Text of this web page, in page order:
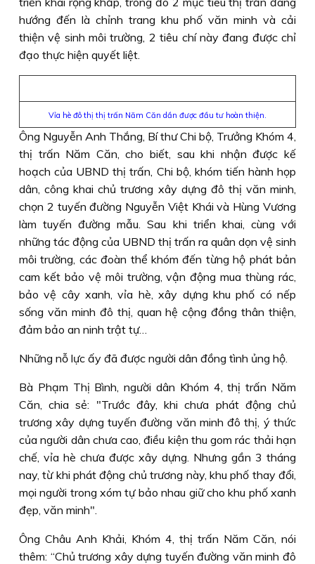
hướng đến là chỉnh trang khu phố văn minh và cải
thiện vệ sinh môi trường, 2 tiêu chí này đang được chỉ
đạo thực hiện quyết liệt.
Vỉa hè đô thị thị trấn Năm Căn dần được đầu tư hoàn thiện.
Ông Nguyễn Anh Thắng, Bí thư Chi bộ, Trưởng Khóm 4,
thị trấn Năm Căn, cho biết, sau khi nhận được kế
hoạch của UBND thị trấn, Chi bộ, khóm tiến hành họp
dân, công khai chủ trương xây dựng đô thị văn minh,
chọn 2 tuyến đường Nguyễn Việt Khái và Hùng Vương
làm tuyến đường mẫu. Sau khi triển khai, cùng với
những tác động của UBND thị trấn ra quân dọn vệ sinh
môi trường, các đoàn thể khóm đến từng hộ phát bản
cam kết bảo vệ môi trường, vận động mua thùng rác,
bảo vệ cây xanh, vỉa hè, xây dựng khu phố có nếp
sống văn minh đô thị, quan hệ cộng đồng thân thiện,
đảm bảo an ninh trật tự…
Những nỗ lực ấy đã được người dân đồng tình ủng hộ.
Bà Phạm Thị Bình, người dân Khóm 4, thị trấn Năm
Căn, chia sẻ: "Trước đây, khi chưa phát động chủ
trương xây dựng tuyến đường văn minh đô thị, ý thức
của người dân chưa cao, điều kiện thu gom rác thải hạn
chế, vỉa hè chưa được xây dựng. Nhưng gần 3 tháng
nay, từ khi phát động chủ trương này, khu phố thay đổi,
mọi người trong xóm tự bảo nhau giữ cho khu phố xanh
đẹp, văn minh".
Ông Châu Anh Khải, Khóm 4, thị trấn Năm Căn, nói
thêm: “Chủ trương xây dựng tuyến đường văn minh đô